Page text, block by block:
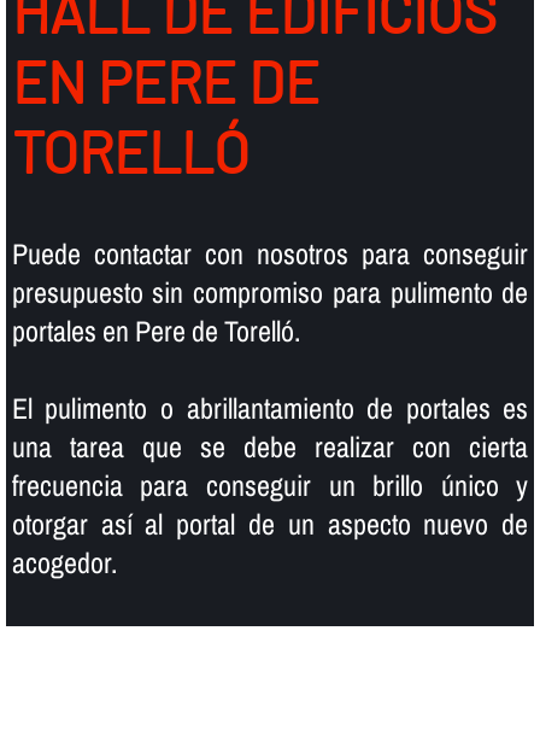
EN PERE DE
TORELLÓ
Puede contactar con nosotros para conseguir
presupuesto sin compromiso para pulimento de
portales en Pere de Torelló.
El pulimento o abrillantamiento de portales es
una tarea que se debe realizar con cierta
frecuencia para conseguir un brillo único y
otorgar así­ al portal de un aspecto nuevo de
acogedor.